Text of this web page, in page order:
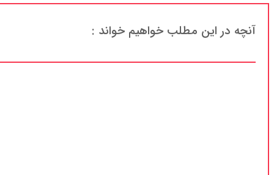
آنچه در این مطلب خواهیم خواند :